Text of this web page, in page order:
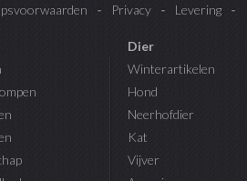
Privacy Levering
Dier
Winterartikelen
Hond
Neerhofdier
Kat
Vijver